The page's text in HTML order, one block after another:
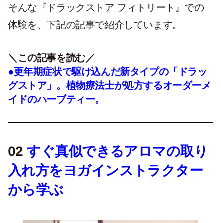
そんな『ドラックストア フィトリート』での
体験を、下記の記事で紹介しています。
＼この記事を読む／
●更年期症状で駆け込んだ新タイプの「ドラッ
グストア」。植物療法士が処方するオーダーメ
イドのハーブティー。
02すぐ真似できるアロマの取り
入れ方をヨガインストラクター
から学ぶ